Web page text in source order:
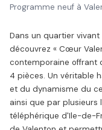
Programme neuf à
Dans un quartier
découvrez « Cœur
contemporaine offrant
4 pièces. Un véritable
et du dynamisme du
ainsi que par plusieurs
téléphérique d'Ile-de-